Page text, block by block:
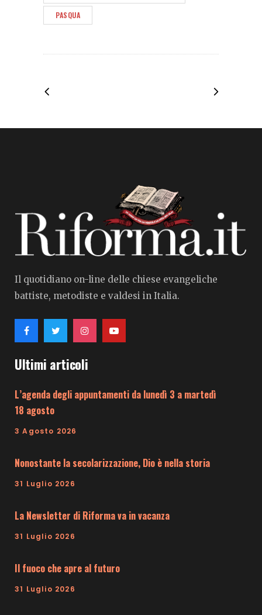
PASQUA
Il quotidiano on-line delle chiese evangeliche
battiste, metodiste e valdesi in Italia.
Ultimi articoli
L’agenda degli appuntamenti da lunedì 3 a martedì
18 agosto
3 Agosto 2026
Nonostante la secolarizzazione, Dio è nella storia
31 Luglio 2026
La Newsletter di Riforma va in vacanza
31 Luglio 2026
Il fuoco che apre al futuro
31 Luglio 2026